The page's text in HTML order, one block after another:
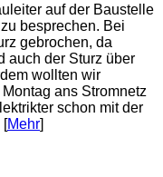
auf der Baustelle
besprechen. Bei
gebrochen, da
auch der Sturz über
wollten wir
ans Stromnetz
schon mit der
[Mehr]